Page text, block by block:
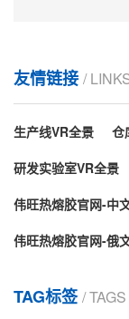
要求能承受
年？近年来
胶类产品因
泛的当属
北京市如何
密封纸箱最
封箱胶密封
温度而转变
其熔化。熔
棒管和胶棒
我们知道的
友情链接 /
生产线VR全景 仓
研发实验室VR全景
伟旺热熔胶官网-中
伟旺热熔胶官网-俄
TAG标签/ TAGS